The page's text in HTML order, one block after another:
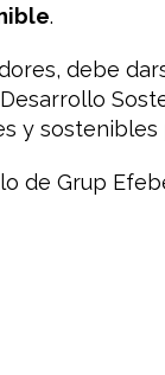
.
debe
y sostenibles
de Grup